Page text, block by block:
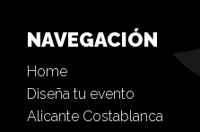
NAVEGACIÓN
Home
Diseña tu evento
Alicante Costablanca